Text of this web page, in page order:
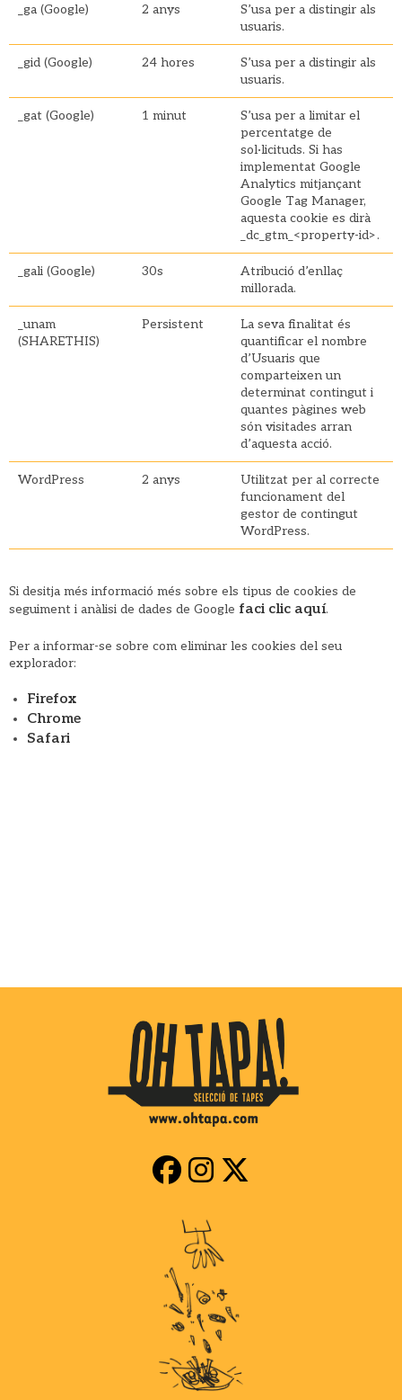
_ga (Google) 2 anys
S’usa per a distingir als
usuaris.
_gid (Google) 24 hores
S’usa per a distingir als
usuaris.
_gat (Google) 1 minut
S’usa per a limitar el
percentatge de
sol·licituds. Si has
implementat Google
Analytics mitjançant
Google Tag Manager,
aquesta cookie es dirà
_dc_gtm_<property-id>.
_gali (Google) 30s
Atribució d’enllaç
millorada.
_unam
(SHARETHIS)
Persistent
La seva finalitat és
quantificar el nombre
d’Usuaris que
comparteixen un
determinat contingut i
quantes pàgines web
són visitades arran
d’aquesta acció.
WordPress 2 anys
Utilitzat per al correcte
funcionament del
gestor de contingut
WordPress.
Si desitja més informació més sobre els tipus de cookies de
seguiment i anàlisi de dades de Google faci clic aquí.
Per a informar-se sobre com eliminar les cookies del seu
explorador:
Firefox
Chrome
Safari